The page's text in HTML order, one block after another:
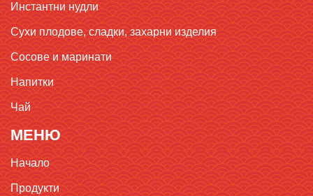
Инстантни нудли
Сухи плодове, сладки, захарни изделия
Сосове и маринати
Напитки
Чай
МЕНЮ
Начало
Продукти